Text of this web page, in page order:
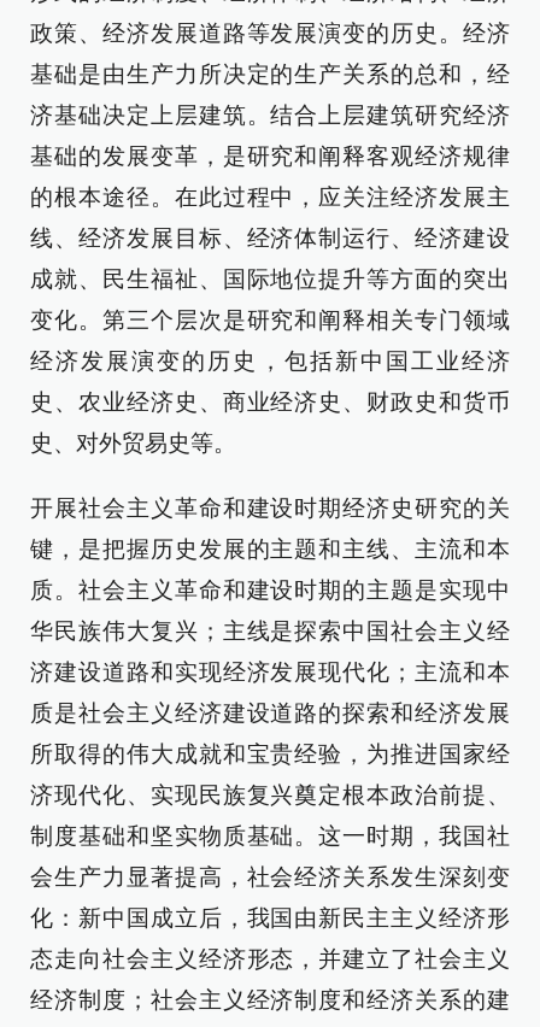
政策、经济发展道路等发展演变的历史。经济
基础是由生产力所决定的生产关系的总和，经
济基础决定上层建筑。结合上层建筑研究经济
基础的发展变革，是研究和阐释客观经济规律
的根本途径。在此过程中，应关注经济发展主
线、经济发展目标、经济体制运行、经济建设
成就、民生福祉、国际地位提升等方面的突出
变化。第三个层次是研究和阐释相关专门领域
经济发展演变的历史，包括新中国工业经济
史、农业经济史、商业经济史、财政史和货币
史、对外贸易史等。
开展社会主义革命和建设时期经济史研究的关
键，是把握历史发展的主题和主线、主流和本
质。社会主义革命和建设时期的主题是实现中
华民族伟大复兴；主线是探索中国社会主义经
济建设道路和实现经济发展现代化；主流和本
质是社会主义经济建设道路的探索和经济发展
所取得的伟大成就和宝贵经验，为推进国家经
济现代化、实现民族复兴奠定根本政治前提、
制度基础和坚实物质基础。这一时期，我国社
会生产力显著提高，社会经济关系发生深刻变
化：新中国成立后，我国由新民主主义经济形
态走向社会主义经济形态，并建立了社会主义
经济制度；社会主义经济制度和经济关系的建